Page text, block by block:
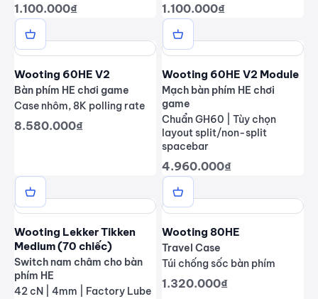
Giá giảm
1.100.000₫ Giá giảm
1.100.000₫
Wooting 60HE V2
Bàn phím HE chơi game
Case nhôm, 8K polling rate
Giá giảm
8.580.000₫
Wooting 60HE V2 Module
Mạch bàn phím HE chơi
game
Chuẩn GH60 | Tùy chọn
layout split/non-split
spacebar
Giá giảm
4.960.000₫
Wooting Lekker Tikken
Medium (70 chiếc)
Switch nam châm cho bàn
phím HE
42 cN | 4mm | Factory Lube
Wooting 80HE
Travel Case
Túi chống sốc bàn phím
Giá giảm
1.320.000₫